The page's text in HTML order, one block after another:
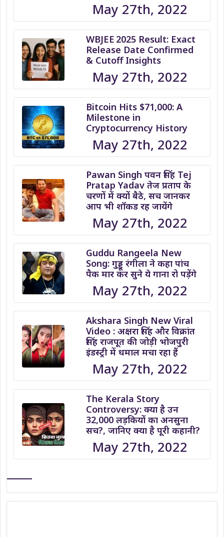
May 27th, 2022
WBJEE 2025 Result: Exact
Release Date Confirmed
& Cutoff Insights
May 27th, 2022
Bitcoin Hits $71,000: A
Milestone in
Cryptocurrency History
May 27th, 2022
Pawan Singh पवन सिंह Tej
Pratap Yadav तेज प्रताप के
चरणों में क्यों बैठे, सच जानकर
आप भी शॉकड रह जायेंगे
May 27th, 2022
Guddu Rangeela New
Song: गुड्डू रंगीला ने कहा पांच
पैक मार कर सुने ये गाना रो पड़ेंगे
May 27th, 2022
Akshara Singh New Viral
Video : अक्षरा सिंह और विक्रांत
सिंह राजपूत की जोड़ी भोजपुरी
इंडस्ट्री में धमाल मचा रहा हैं
May 27th, 2022
The Kerala Story
Controversy: क्या है उन
32,000 लड़कियों का अनसुना
सच?, जानिए क्या है पूरी कहानी?
May 27th, 2022